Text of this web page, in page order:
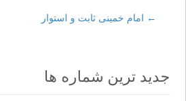
Post
navigation
← امام خمینی ثابت و استوار
جدید ترین شماره ها